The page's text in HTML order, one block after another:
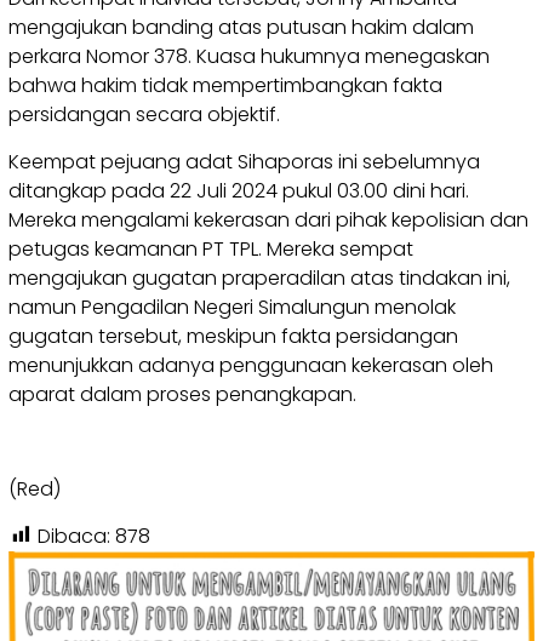
mengajukan banding atas putusan hakim dalam
perkara Nomor 378. Kuasa hukumnya menegaskan
bahwa hakim tidak mempertimbangkan fakta
persidangan secara objektif.
Keempat pejuang adat Sihaporas ini sebelumnya
ditangkap pada 22 Juli 2024 pukul 03.00 dini hari.
Mereka mengalami kekerasan dari pihak kepolisian dan
petugas keamanan PT TPL. Mereka sempat
mengajukan gugatan praperadilan atas tindakan ini,
namun Pengadilan Negeri Simalungun menolak
gugatan tersebut, meskipun fakta persidangan
menunjukkan adanya penggunaan kekerasan oleh
aparat dalam proses penangkapan.
(Red)
Dibaca: 878